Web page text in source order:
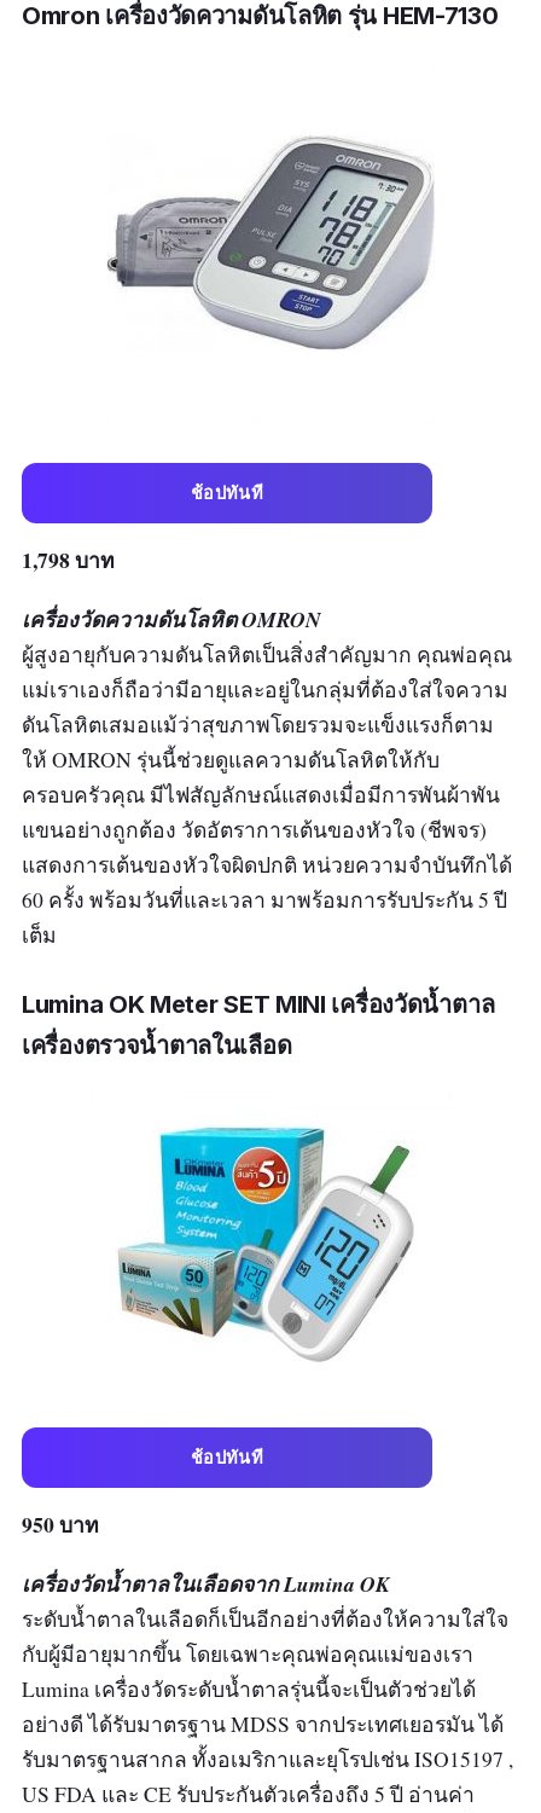
Omron เครื่องวัดความดันโลหิต รุ่น HEM-7130
ช้อปทันที
1,798 บาท
เครื่องวัดความดันโลหิต OMRON
ผู้สูงอายุกับความดันโลหิตเป็นสิ่งสำคัญมาก คุณพ่อคุณ
แม่เราเองก็ถือว่ามีอายุและอยู่ในกลุ่มที่ต้องใส่ใจความ
ดันโลหิตเสมอแม้ว่าสุขภาพโดยรวมจะแข็งแรงก็ตาม
ให้ OMRON รุ่นนี้ช่วยดูแลความดันโลหิตให้กับ
ครอบครัวคุณ มีไฟสัญลักษณ์แสดงเมื่อมีการพันผ้าพัน
แขนอย่างถูกต้อง วัดอัตราการเต้นของหัวใจ (ชีพจร)
แสดงการเต้นของหัวใจผิดปกติ หน่วยความจำบันทึกได้
60 ครั้ง พร้อมวันที่และเวลา มาพร้อมการรับประกัน 5 ปี
เต็ม
Lumina OK Meter SET MINI เครื่องวัดน้ำตาล
เครื่องตรวจน้ำตาลในเลือด
ช้อปทันที
950 บาท
เครื่องวัดน้ำตาลในเลือดจาก Lumina OK
ระดับน้ำตาลในเลือดก็เป็นอีกอย่างที่ต้องให้ความใส่ใจ
กับผู้มีอายุมากขึ้น โดยเฉพาะคุณพ่อคุณแม่ของเรา
Lumina เครื่องวัดระดับน้ำตาลรุ่นนี้จะเป็นตัวช่วยได้
อย่างดี ได้รับมาตรฐาน MDSS จากประเทศเยอรมัน ได้
รับมาตรฐานสากล ทั้งอเมริกาและยุโรปเช่น ISO15197 ,
US FDA และ CE รับประกันตัวเครื่องถึง 5 ปี อ่านค่า